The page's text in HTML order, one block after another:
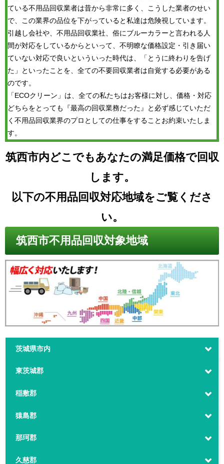
ている不用品回収業者は昔から非常に多く、こうした業者のせい
で、この業界の品位を下がっていると私達は危険視しています。
引越し会社や、不用品回収業社、俗にブルーカラーと言われる人
間が対応をしているからといって、不明瞭な価格設定・引き届い
ていない対応で良いといういった時代は、「とうに終わりを告げ
た」といったことを、全ての不要回収業者は自覚する必要がある
のです。
「ECOクリーン」は、全ての私たちはお客様に対し、価格・対応
どちらをとっても『最高の回収業務だった』と必ず感じていただ
く不用品回収業界のプロとしての仕事をすることお約束いたしま
す。
筑西市内どこでもあなたの満足価格で回収
します。
以下の不用品回収対応地域をご覧くださ
い。
筑西市不用品回収対象地域
茨城県市内
東茨城郡
稲敷郡
猿島郡
那珂郡
久慈郡